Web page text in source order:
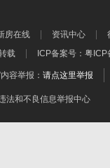
房在线 资讯中心
载 ICP备案号： 粤ICP
容举报： 请点这里举报